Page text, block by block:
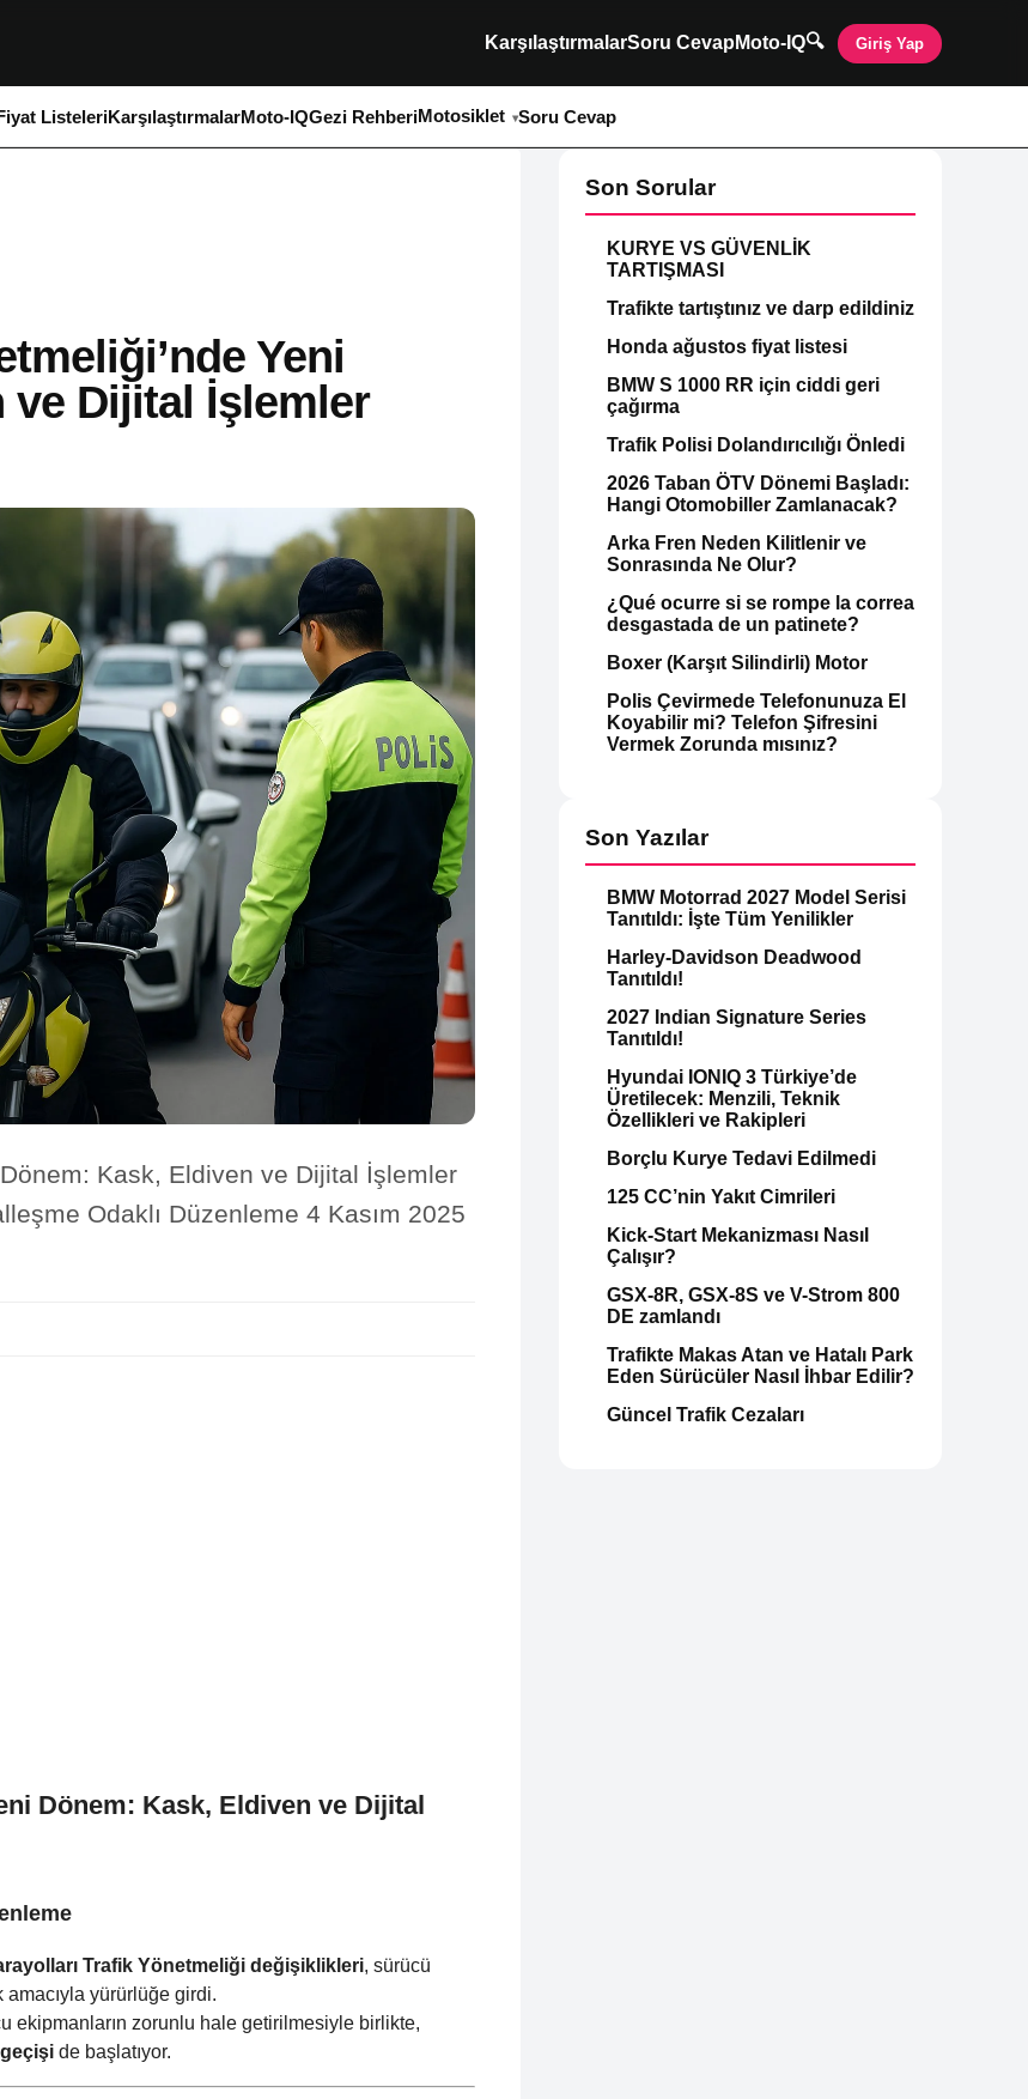
KarşılaştırmalarSoru Cevap Moto-IQ🔍 Giriş Yap
ListeleriKarşılaştırmalarMoto-IQGezi RehberiMotosiklet Soru Cevap
Yeni
ve Dijital İşlemler
Kask, Eldiven ve Dijital İşlemler
Odaklı Düzenleme 4 Kasım 2025
Dönem: Kask, Eldiven ve Dijital
Trafik Yönetmeliği değişiklikleri, sürücü
yürürlüğe girdi.
ekipmanların zorunlu hale getirilmesiyle birlikte,
de başlatıyor.
Son Sorular
KURYE VS GÜVENLİK
TARTIŞMASI
Trafikte tartıştınız ve darp edildiniz
Honda ağustos fiyat listesi
BMW S 1000 RR için ciddi geri
çağırma
Trafik Polisi Dolandırıcılığı Önledi
2026 Taban ÖTV Dönemi Başladı:
Hangi Otomobiller Zamlanacak?
Arka Fren Neden Kilitlenir ve
Sonrasında Ne Olur?
¿Qué ocurre si se rompe la correa
desgastada de un patinete?
Boxer (Karşıt Silindirli) Motor
Polis Çevirmede Telefonunuza El
Koyabilir mi? Telefon Şifresini
Vermek Zorunda mısınız?
Son Yazılar
BMW Motorrad 2027 Model Serisi
Tanıtıldı: İşte Tüm Yenilikler
Harley-Davidson Deadwood
Tanıtıldı!
2027 Indian Signature Series
Tanıtıldı!
Hyundai IONIQ 3 Türkiye’de
Üretilecek: Menzili, Teknik
Özellikleri ve Rakipleri
Borçlu Kurye Tedavi Edilmedi
125 CC’nin Yakıt Cimrileri
Kick-Start Mekanizması Nasıl
Çalışır?
GSX-8R, GSX-8S ve V-Strom 800
DE zamlandı
Trafikte Makas Atan ve Hatalı Park
Eden Sürücüler Nasıl İhbar Edilir?
Güncel Trafik Cezaları